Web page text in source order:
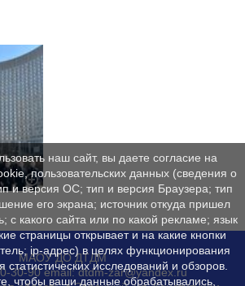
МАОУ ДО ДТДМ
30-90 email: dtdm-zar@yandex.ru
наш сайт, вы даете согласие на
пользовательских данных (сведения о
и версия ОС; тип и версия Браузера; тип
его экрана; источник откуда пришел
с какого сайта или по какой рекламе; язык
страницы открывает и на какие кнопки
ip-адрес) в целях функционирования
статистических исследований и обзоров.
чтобы ваши данные обрабатывались,